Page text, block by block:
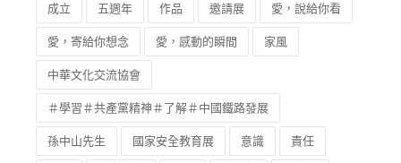
成立 五週年 作品 邀請展 愛，說給你看
愛，寄給你想念 愛，感動的瞬間 家風
中華文化交流協會
＃學習＃共產黨精神＃了解＃中國鐵路發展
孫中山先生 國家安全教育展 意識 責任